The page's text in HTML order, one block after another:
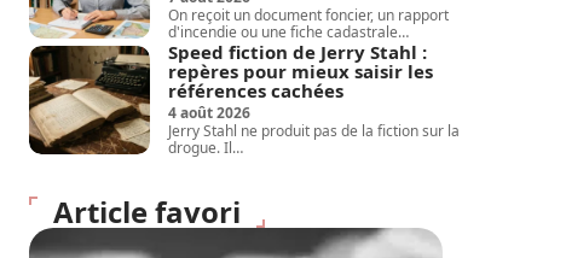
On reçoit un document foncier, un rapport
d'incendie ou une fiche cadastrale…
Speed fiction de Jerry Stahl :
repères pour mieux saisir les
références cachées
4 août 2026
Jerry Stahl ne produit pas de la fiction sur la
drogue. Il…
Article favori